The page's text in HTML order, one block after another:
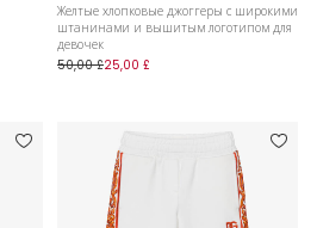
Желтые хлопковые джоггеры с широкими
штанинами и вышитым логотипом для
девочек
50,00 £25,00 £